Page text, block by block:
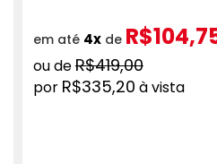
R$419,00
R$335,20 à vista
em até 4xde